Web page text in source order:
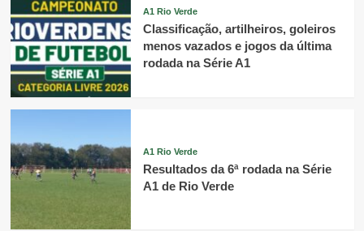
A1 Rio Verde
Classificação, artilheiros, goleiros
menos vazados e jogos da última
rodada na Série A1
A1 Rio Verde
Resultados da 6ª rodada na Série
A1 de Rio Verde